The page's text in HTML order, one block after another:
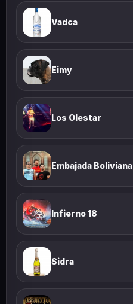
Vadca
Eimy
Los Olestar
Embajada Boliviana
Infierno 18
Sidra